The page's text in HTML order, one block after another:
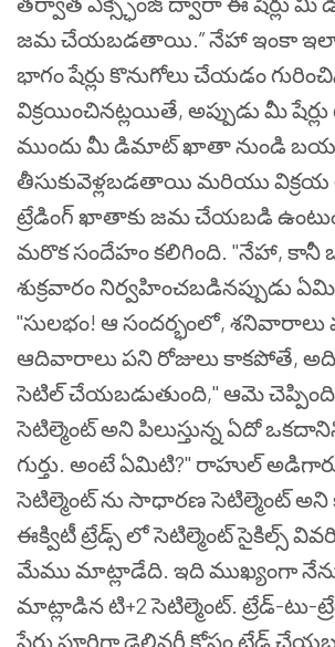
జమ చేయబడతాయి.”నేహా ఇంకా ఇలా
భాగం షేర్లు కొనుగోలు చేయడం
విక్రయించినట్లయితే, అప్పుడు మీ షేర్లు
ముందు మీ డిమాట్ ఖాతా నుండి
తీసుకువెళ్లబడతాయి మరియు
ట్రేడింగ్ ఖాతాకు జమ చేయబడి
మరొక సందేహం కలిగింది. "నేహా, కానీ
శుక్రవారం నిర్వహించబడినప్పుడు ఏమి
"సులభం! ఆ సందర్భంలో,
ఆదివారాలు పని రోజులు కాకపోతే,
సెటిల్ చేయబడుతుంది," ఆమె
సెటిల్మెంట్ అని పిలుస్తున్న ఏదో
గుర్తు. అంటే ఏమిటి?" రాహుల్‌
సెటిల్మెంట్ ను సాధారణ సెటిల్మెంట్ అని
ఈక్విటీ ట్రేడ్స్ లో సెటిల్మెంట్ సైకిల్స్
మేము మాట్లాడేది. ఇది ముఖ్యంగా
మాట్లాడిన టి+2 సెటిల్మెంట్. ట్రేడ్-టు-
షేర్లు పూర్తిగా డెలివరీ కోసం ట్రేడ్